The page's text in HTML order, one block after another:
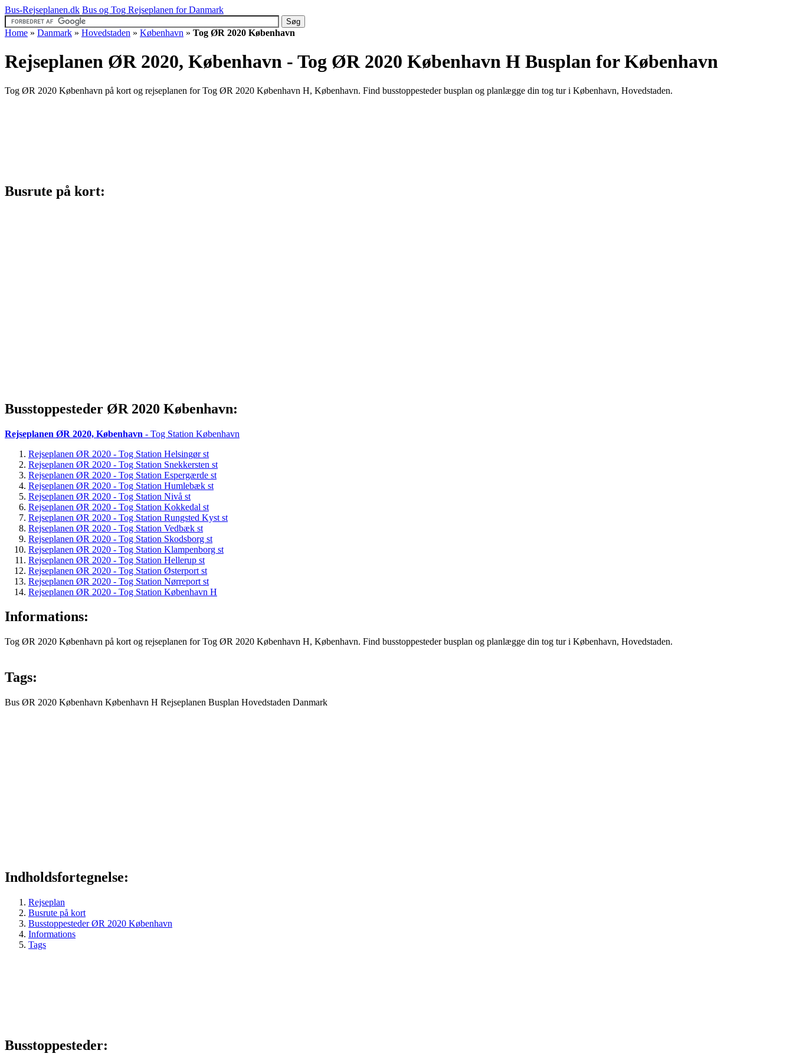
Bus-Rejseplanen.dk Bus og Tog Rejseplanen for Danmark
Home » Danmark » Hovedstaden » København » Tog ØR 2020 København
Rejseplanen ØR 2020, København - Tog ØR 2020 København H Busplan for København
Tog ØR 2020 København på kort og rejseplanen for Tog ØR 2020 København H, København. Find busstoppesteder busplan og planlægge din tog tur i København, Hovedstaden.
Busrute på kort:
Busstoppesteder ØR 2020 København:
Rejseplanen ØR 2020, København - Tog Station København
Rejseplanen ØR 2020 - Tog Station Helsingør st
Rejseplanen ØR 2020 - Tog Station Snekkersten st
Rejseplanen ØR 2020 - Tog Station Espergærde st
Rejseplanen ØR 2020 - Tog Station Humlebæk st
Rejseplanen ØR 2020 - Tog Station Nivå st
Rejseplanen ØR 2020 - Tog Station Kokkedal st
Rejseplanen ØR 2020 - Tog Station Rungsted Kyst st
Rejseplanen ØR 2020 - Tog Station Vedbæk st
Rejseplanen ØR 2020 - Tog Station Skodsborg st
Rejseplanen ØR 2020 - Tog Station Klampenborg st
Rejseplanen ØR 2020 - Tog Station Hellerup st
Rejseplanen ØR 2020 - Tog Station Østerport st
Rejseplanen ØR 2020 - Tog Station Nørreport st
Rejseplanen ØR 2020 - Tog Station København H
Informations:
Tog ØR 2020 København på kort og rejseplanen for Tog ØR 2020 København H, København. Find busstoppesteder busplan og planlægge din tog tur i København, Hovedstaden.
Tags:
Bus ØR 2020 København København H Rejseplanen Busplan Hovedstaden Danmark
Indholdsfortegnelse:
Rejseplan
Busrute på kort
Busstoppesteder ØR 2020 København
Informations
Tags
Busstoppesteder: